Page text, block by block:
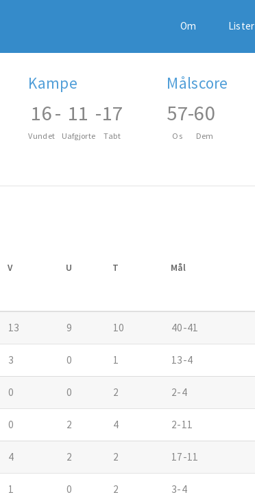
Om Lister
Kampe
16
Vundet
- 11
Uafgjorte
-17
Tabt
Målscore
57
Os
-60
Dem
V U T Mål
13 9 10 40-41
3 0 1 13-4
0 0 2 2-4
0 2 4 2-11
4 2 2 17-11
1 0 2 3-4